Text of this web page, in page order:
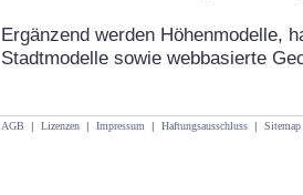
Ergänzend werden Höhenmodelle,
Stadtmodelle sowie webbasierte
AGB | Lizenzen | Impressum | Haftungsausschluss | Sitemap